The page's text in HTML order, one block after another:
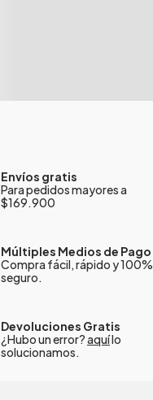
Envíos gratis
Para pedidos mayores a
$169.900
Múltiples Medios de Pago
Compra fácil, rápido y 100%
seguro.
Devoluciones Gratis
¿Hubo un error?aquílo
solucionamos.